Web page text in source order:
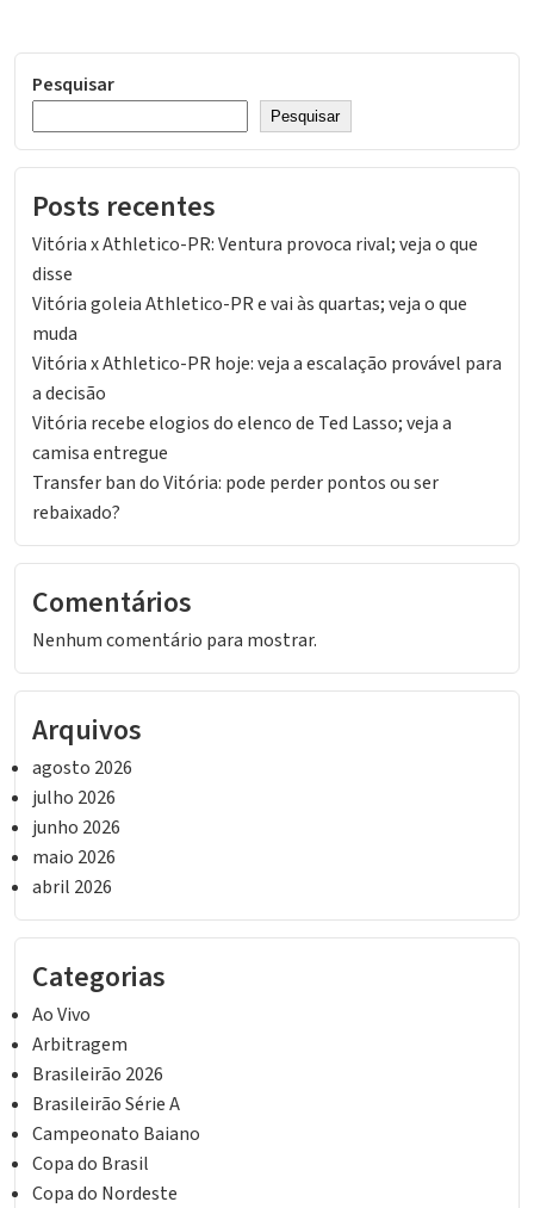
posts
Pesquisar
Pesquisar
Posts recentes
Vitória x Athletico-PR: Ventura provoca rival; veja o que
disse
Vitória goleia Athletico-PR e vai às quartas; veja o que
muda
Vitória x Athletico-PR hoje: veja a escalação provável para
a decisão
Vitória recebe elogios do elenco de Ted Lasso; veja a
camisa entregue
Transfer ban do Vitória: pode perder pontos ou ser
rebaixado?
Comentários
Nenhum comentário para mostrar.
Arquivos
agosto 2026
julho 2026
junho 2026
maio 2026
abril 2026
Categorias
Ao Vivo
Arbitragem
Brasileirão 2026
Brasileirão Série A
Campeonato Baiano
Copa do Brasil
Copa do Nordeste